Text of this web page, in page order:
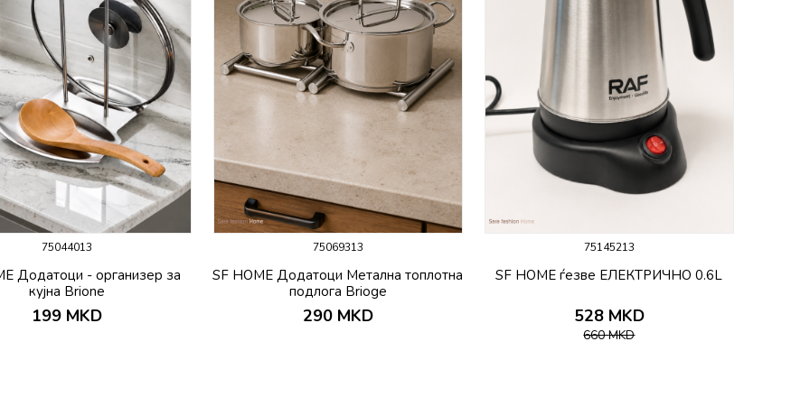
75044013
Додатоци - организер за
кујна Brione
199 MKD
75069313
SF HOME Додатоци Метална топлотна
подлога Brioge
290 MKD
75145213
SF HOME ѓезве ЕЛЕКТРИЧНО 0.6L
528 MKD
660MKD